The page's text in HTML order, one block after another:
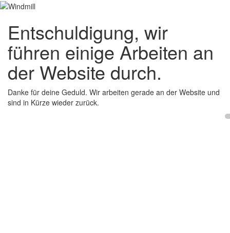
Entschuldigung, wir
führen einige Arbeiten an
der Website durch.
Danke für deine Geduld. Wir arbeiten gerade an der Website und
sind in Kürze wieder zurück.